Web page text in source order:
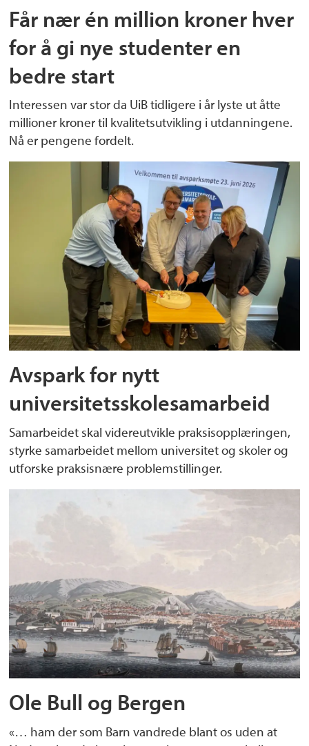
Får nær én million kroner hver
for å gi nye studenter en
bedre start
Interessen var stor da UiB tidligere i år lyste ut åtte
millioner kroner til kvalitetsutvikling i utdanningene.
Nå er pengene fordelt.
Avspark for nytt
universitetsskolesamarbeid
Samarbeidet skal videreutvikle praksisopplæringen,
styrke samarbeidet mellom universitet og skoler og
utforske praksisnære problemstillinger.
Ole Bull og Bergen
«… ham der som Barn vandrede blant os uden at